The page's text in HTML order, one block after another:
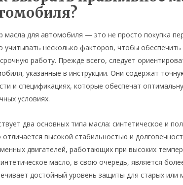
масла для автомобиля — это не просто покупка
учитывать несколько факторов, чтобы
работу. Прежде всего, следует
указанные в инструкции. Они содержат
и спецификациях, которые обеспечат
условиях.
два основных типа масла: синтетическое и
отличается высокой стабильностью и
двигателей, работающих при высоких
масло, в свою очередь, является
достойный уровень защиты для старых или